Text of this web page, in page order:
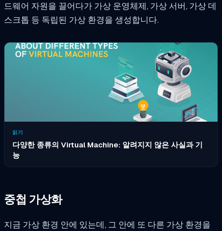
드웨어 자원을 끌어다가 가상 운영체제, 가상 서버, 가상 데
스크톱 등 독립된 가상 환경을 생성합니다.
읽기
다양한 종류의 Virtual Machine: 알려지지 않은 사실과 기
능
중첩 가상화
지금 가상 환경 안에 있는데, 그 안에 또 다른 가상 환경을